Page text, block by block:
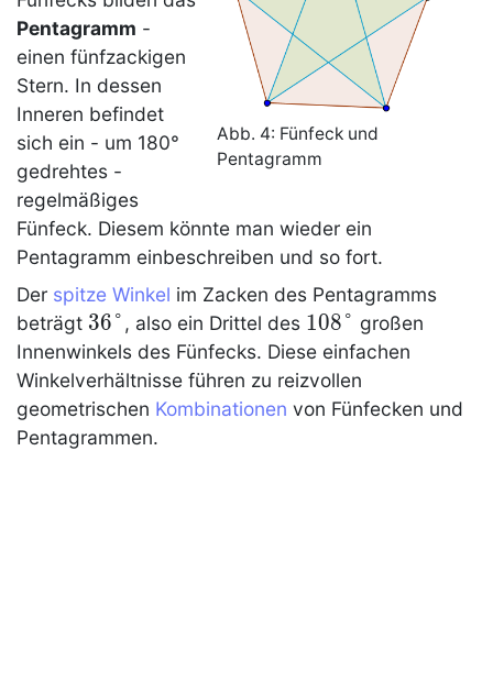
Abb. 4: Fünfeck und
Pentagramm
Pentagramm -
einen fünfzackigen
Stern. In dessen
Inneren befindet
sich ein - um 180°
gedrehtes -
regelmäßiges
Fünfeck. Diesem könnte man wieder ein
Pentagramm einbeschreiben und so fort.
Der spitze Winkel im Zacken des Pentagramms
beträgt 36°
36°, also ein Drittel des 108°
108° großen
Innenwinkels des Fünfecks. Diese einfachen
Winkelverhältnisse führen zu reizvollen
geometrischen Kombinationen von Fünfecken und
Pentagrammen.